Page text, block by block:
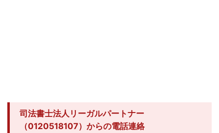
司法書士法人リーガルパートナー
（0120518107）からの電話連絡